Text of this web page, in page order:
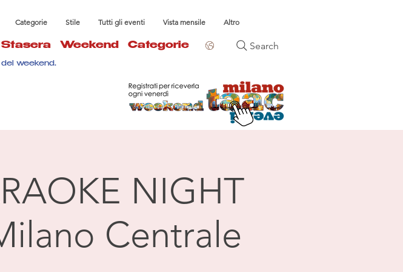
Categorie Stile Tutti gli eventi Vista mensile Altro
Stasera Weekend Categorie Search
weekend.
NIGHT
Centrale